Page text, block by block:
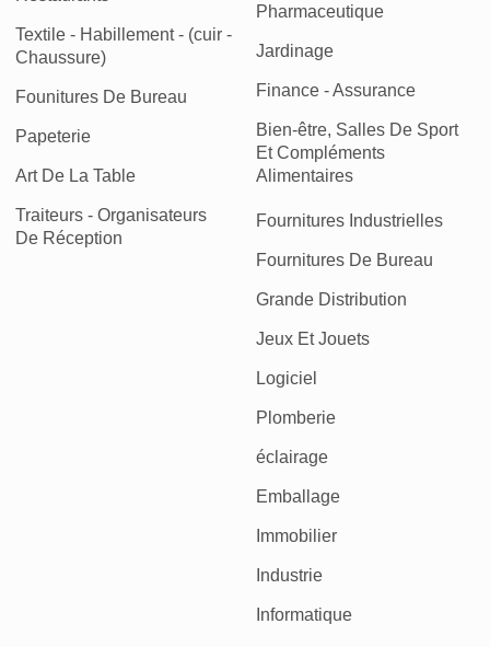
Textile - Habillement - (cuir -
Chaussure)
Founitures De Bureau
Papeterie
Art De La Table
Traiteurs - Organisateurs
De Réception
Pharmaceutique
Jardinage
Finance - Assurance
Bien-être, Salles De Sport
Et Compléments
Alimentaires
Fournitures Industrielles
Fournitures De Bureau
Grande Distribution
Jeux Et Jouets
Logiciel
Plomberie
éclairage
Emballage
Immobilier
Industrie
Informatique